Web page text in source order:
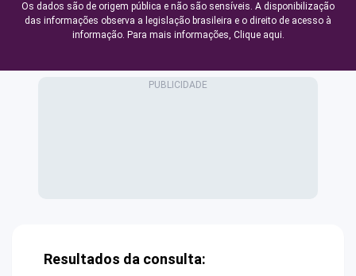
Os dados são de origem pública e não são sensíveis. A disponibilização
das informações observa a legislação brasileira e o direito de acesso à
informação. Para mais informações, Clique aqui.
Resultados da consulta: